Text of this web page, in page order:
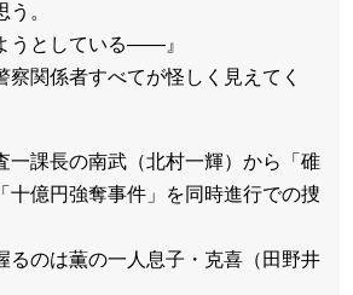
。
うとしている――』
察関係者すべてが怪しく見えてく
一課長の南武（北村一輝）から「碓
十億円強奪事件」を同時進行での捜
るのは薫の一人息子・克喜（田野井